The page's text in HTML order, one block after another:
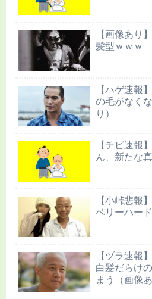
【画像あり
髪型ｗｗｗ
【ハゲ速報
の毛がなく
り）
【チビ速報
ん、新たな
【小峠悲報
ベリーハー
【ヅラ速報
白髪だらけ
まう（画像あ